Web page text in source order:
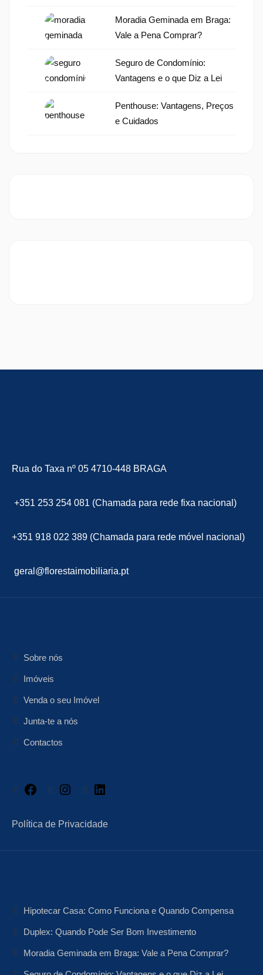
Moradia Geminada em Braga:
Vale a Pena Comprar?
Seguro de Condomínio:
Vantagens e o que Diz a Lei
Penthouse: Vantagens, Preços
e Cuidados
Rua do Taxa nº 05 4710-448 BRAGA
+351 253 254 081 (Chamada para rede fixa nacional)
+351 918 022 389 (Chamada para rede móvel nacional)
geral@florestaimobiliaria.pt
Sobre nós
Imóveis
Venda o seu Imóvel
Junta-te a nós
Contactos
Facebook Instagram
Política de Privacidade
Hipotecar Casa: Como Funciona e Quando Compensa
Duplex: Quando Pode Ser Bom Investimento
Moradia Geminada em Braga: Vale a Pena Comprar?